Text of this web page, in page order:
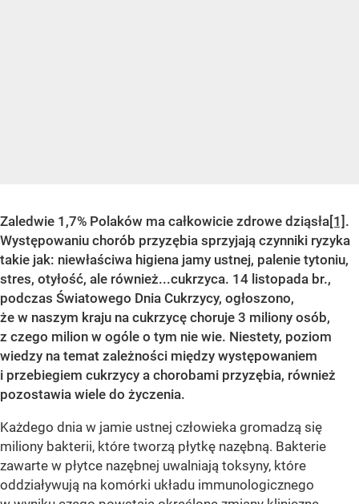
Zaledwie 1,7% Polaków ma całkowicie zdrowe dziąsła[1] .
Występowaniu chorób przyzębia sprzyjają czynniki ryzyka
takie jak: niewłaściwa higiena jamy ustnej, palenie tytoniu,
stres, otyłość, ale również...cukrzyca. 14 listopada br.,
podczas Światowego Dnia Cukrzycy, ogłoszono,
że w naszym kraju na cukrzycę choruje 3 miliony osób,
z czego milion w ogóle o tym nie wie. Niestety, poziom
wiedzy na temat zależności między występowaniem
i przebiegiem cukrzycy a chorobami przyzębia, również
pozostawia wiele do życzenia.
Każdego dnia w jamie ustnej człowieka gromadzą się
miliony bakterii, które tworzą płytkę nazębną. Bakterie
zawarte w płytce nazębnej uwalniają toksyny, które
oddziaływują na komórki układu immunologicznego